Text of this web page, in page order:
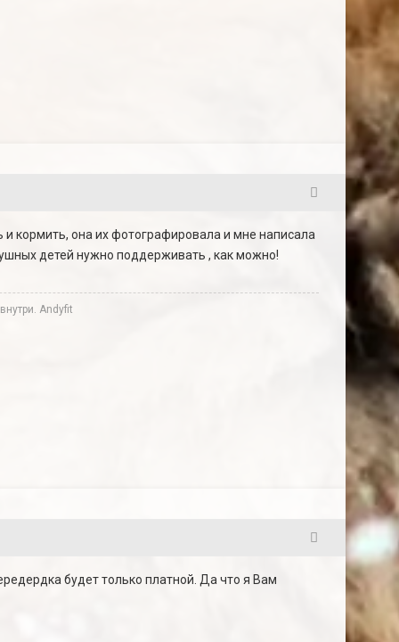
и кормить, она их фотографировала и мне написала
детей нужно поддерживать , как можно!
Andyfit
будет только платной. Да что я Вам